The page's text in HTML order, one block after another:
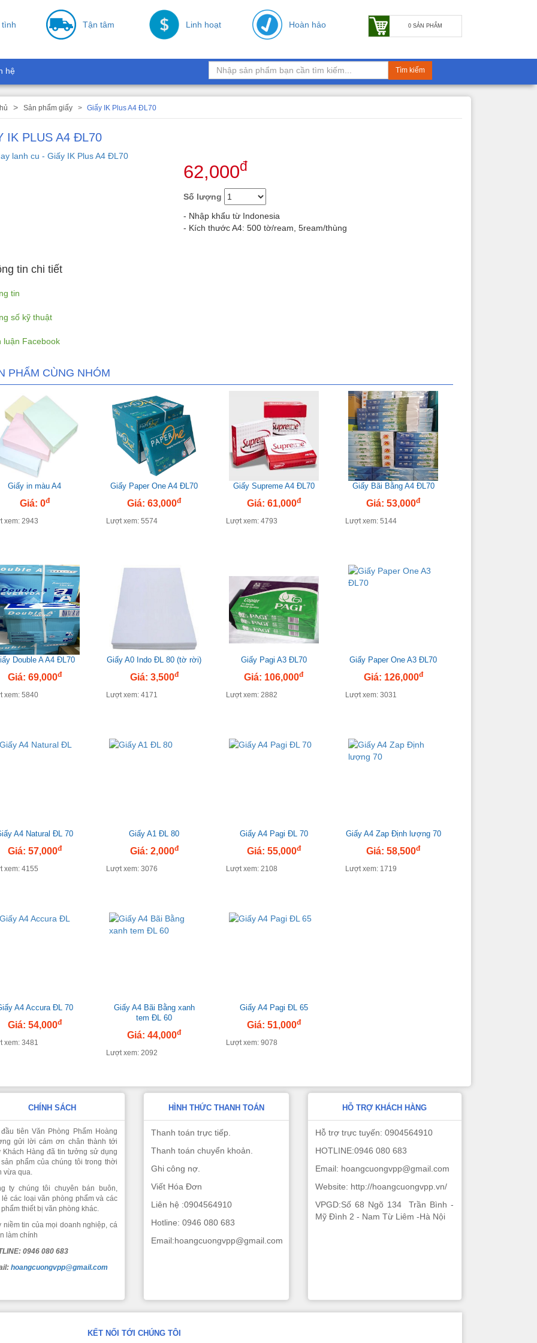
tình Tận tâm Linh hoạt Hoàn hảo 0 SẢN PHẨM
hệ Tìm kiếm
Sản phẩm giấy Giấy IK Plus A4 ĐL70
IK PLUS A4 ĐL70
62,000đ
Số lượng
- Nhập khẩu từ Indonesia
- Kích thước A4: 500 tờ/ream, 5ream/thùng
tin chi tiết
tin
số kỹ thuật
luận Facebook
PHẨM CÙNG NHÓM
Giấy in màu A4
Giá: 0đ
xem: 2943
Giấy Paper One A4 ĐL70
Giá: 63,000đ
Lượt xem: 5574
Giấy Supreme A4 ĐL70
Giá: 61,000đ
Lượt xem: 4793
Giấy Bãi Bằng A4 ĐL70
Giá: 53,000đ
Lượt xem: 5144
Double A A4 ĐL70
Giá: 69,000đ
xem: 5840
Giấy A0 Indo ĐL 80 (tờ rời)
Giá: 3,500đ
Lượt xem: 4171
Giấy Pagi A3 ĐL70
Giá: 106,000đ
Lượt xem: 2882
Giấy Paper One A3 ĐL70
Giá: 126,000đ
Lượt xem: 3031
A4 Natural ĐL 70
Giá: 57,000đ
xem: 4155
Giấy A1 ĐL 80
Giá: 2,000đ
Lượt xem: 3076
Giấy A4 Pagi ĐL 70
Giá: 55,000đ
Lượt xem: 2108
Giấy A4 Zap Định lượng 70
Giá: 58,500đ
Lượt xem: 1719
A4 Accura ĐL 70
Giá: 54,000đ
xem: 3481
Giấy A4 Bãi Bằng xanh
tem ĐL 60
Giá: 44,000đ
Lượt xem: 2092
Giấy A4 Pagi ĐL 65
Giá: 51,000đ
Lượt xem: 9078
CHÍNH SÁCH
tiên Văn Phòng Phẩm Hoàng
gửi lời cám ơn chân thành tới
Khách Hàng đã tin tưởng sử dụng
sản phẩm của chúng tôi trong thời
vừa qua.
ty chúng tôi chuyên bán buôn,
lẻ các loại văn phòng phẩm và các
thiết bị văn phòng khác.
niềm tin của mọi doanh nghiệp, cá
làm chính
0946 080 683
hoangcuongvpp@gmail.com
HÌNH THỨC THANH TOÁN
Thanh toán trực tiếp.
Thanh toán chuyển khoản.
Ghi công nợ.
Viết Hóa Đơn
Liên hệ :0904564910
Hotline: 0946 080 683
Email:hoangcuongvpp@gmail.com
HỖ TRỢ KHÁCH HÀNG
Hỗ trợ trực tuyến: 0904564910
HOTLINE:0946 080 683
Email: hoangcuongvpp@gmail.com
Website: http://hoangcuongvpp.vn/
VPGD:Số 68 Ngõ 134 Trần Bình -
Mỹ Đình 2 - Nam Từ Liêm -Hà Nội
KẾT NỐI TỚI CHÚNG TÔI